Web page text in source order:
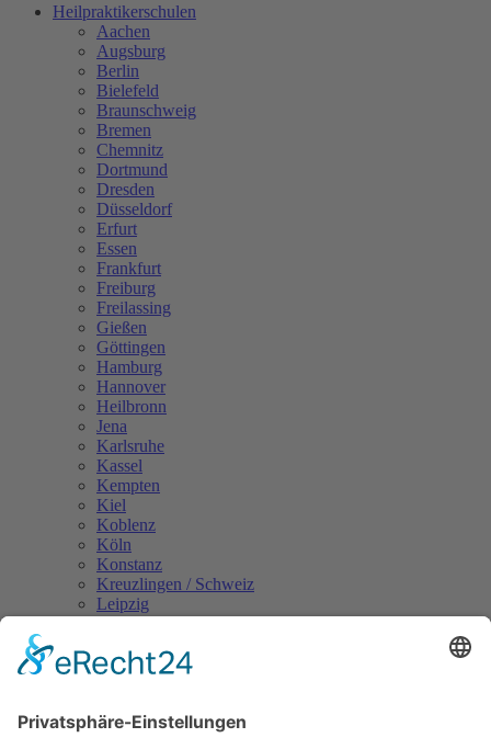
Heilpraktikerschulen
Aachen
Augsburg
Berlin
Bielefeld
Braunschweig
Bremen
Chemnitz
Dortmund
Dresden
Düsseldorf
Erfurt
Essen
Frankfurt
Freiburg
Freilassing
Gießen
Göttingen
Hamburg
Hannover
Heilbronn
Jena
Karlsruhe
Kassel
Kempten
Kiel
Koblenz
Köln
Konstanz
Kreuzlingen / Schweiz
Leipzig
Magdeburg
Mönchengladbach